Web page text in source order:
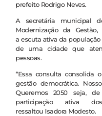
prefeito Rodrigo Neves.
A secretária municipal
Modernização da
a escuta ativa da
de uma cidade que
pessoas.
“Essa consulta consolida
gestão democrática.
Queremos 2050 seja,
participação ativa
ressaltou Isadora Modesto.